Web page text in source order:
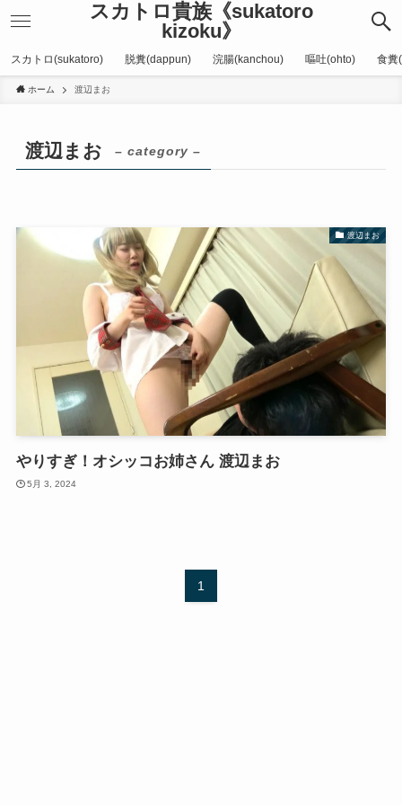
スカトロ貴族《sukatoro
kizoku》
スカトロ(sukatoro) 脱糞(dappun) 浣腸(kanchou) 嘔吐(ohto) 食糞
ホーム 渡辺まお
渡辺まお – category –
渡辺まお
やりすぎ！オシッコお姉さん 渡辺まお
5月 3, 2024
1